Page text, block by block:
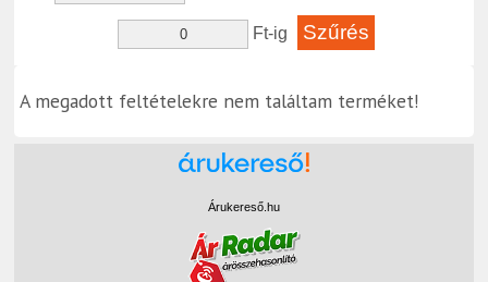
Ft-ig
A megadott feltételekre nem találtam terméket!
Árukereső.hu